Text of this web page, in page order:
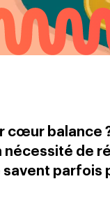
cœur balance
nécessité de